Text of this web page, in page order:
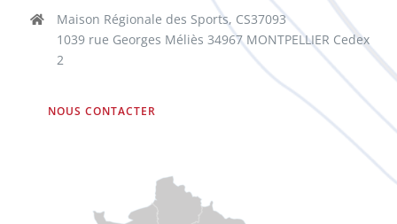
Maison Régionale des Sports, CS37093
1039 rue Georges Méliès 34967 MONTPELLIER Cedex
2
NOUS CONTACTER